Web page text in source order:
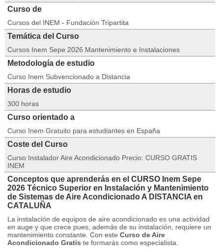
Curso de
Cursos del INEM - Fundación Tripartita
Temática del Curso
Cursos Inem Sepe 2026 Mantenimiento e Instalaciones
Metodología de estudio
Curso Inem Subvencionado a Distancia
Horas de estudio
300 horas
Curso orientado a
Curso Inem Gratuito para estudiantes en España
Coste del Curso
Curso Instalador Aire Acondicionado Precio: CURSO GRATIS
INEM
Conceptos que aprenderás en el CURSO Inem Sepe
2026 Técnico Superior en Instalación y Mantenimiento
de Sistemas de Aire Acondicionado A DISTANCIA en
CATALUÑA
La instalación de equipos de aire acondicionado es una actividad
en auge y que crece pues, además de su instalación, requiere un
mantenimiento constante. Con este Curso de Aire
Acondicionado Gratis te formarás como especialista.